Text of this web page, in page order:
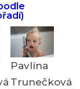
Pavlína
Trunečková